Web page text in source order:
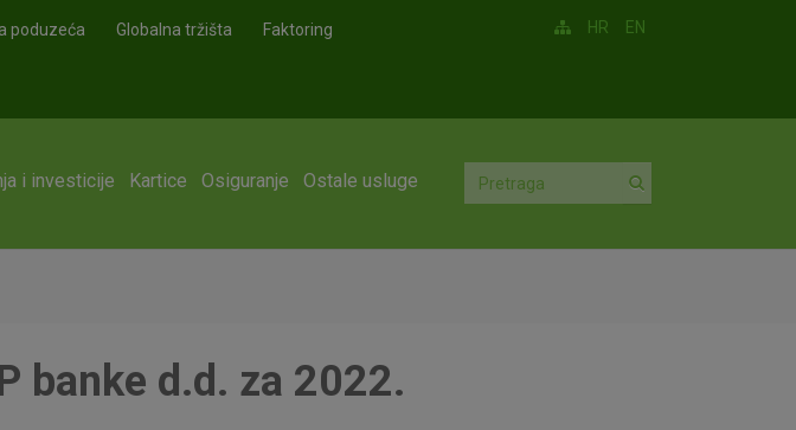
poduzeća Globalna tržišta Faktoring HR EN
i investicije Kartice Osiguranje Ostale usluge
banke d.d. za 2022.